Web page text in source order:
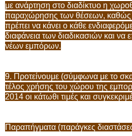
με ανάρτηση στο διαδίκτυο η
παραχώρησης των θέσεων, καθώς
πρέπει να κάνει ο κάθε
διαφάνεια των διαδικασιών και να
νέων εμπόρων.
9. Προτείνουμε (σύμφωνα με το
τέλος χρήσης του χώρου της
2014 οι κάτωθι τιμές και
Παραπήγματα (παράγκες